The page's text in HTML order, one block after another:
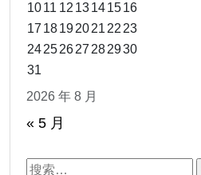
2026 年 8 月
1011 12 13141516
17 18192021 22 23
24252627 282930
31
« 5 月
搜